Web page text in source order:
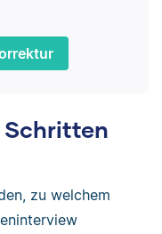
Schritten
zu welchem